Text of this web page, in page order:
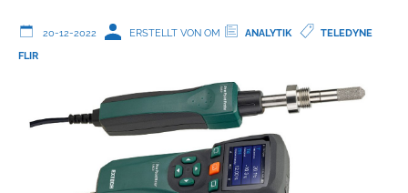
20-12-2022 ERSTELLT VON OM ANALYTIK
TELEDYNE
FLIR